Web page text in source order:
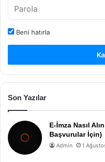
Beni hatırla
Son Yazılar
E-İmza Nasıl
Başvurular İçin)
Admin 1